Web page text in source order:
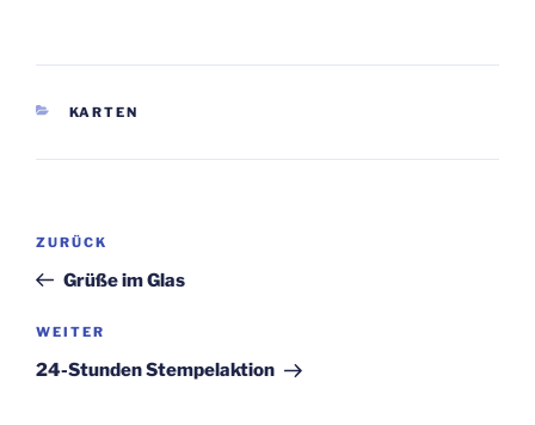
KATEGORIEN
KARTEN
Beitragsnavigation
Vorheriger
Beitrag
ZURÜCK
Grüße im Glas
Nächster
Beitrag
WEITER
24-Stunden Stempelaktion